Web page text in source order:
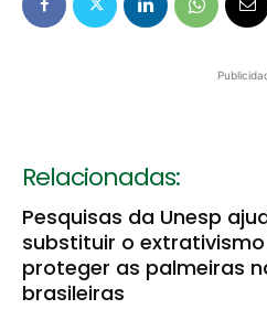
Relacionadas:
Pesquisas da Unesp
substituir o
proteger as palmeiras
brasileiras